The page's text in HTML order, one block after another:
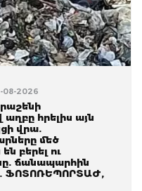
08-2026
հրելիս այն
վրա.
մեծ
բերել ու
ճանապարհին
ՖՈՏՈՌԵՊՈՐՏԱԺ,